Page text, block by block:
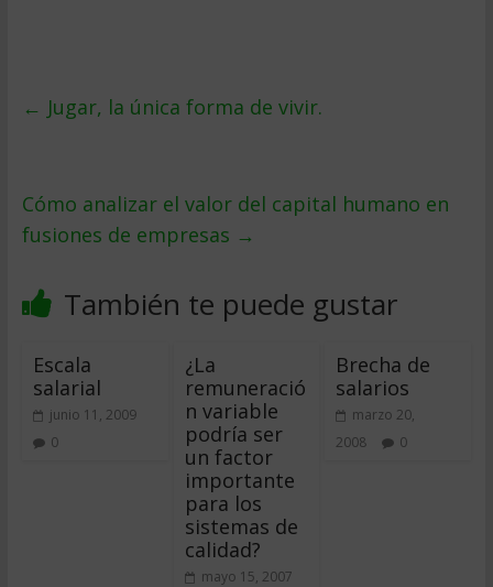
← Jugar, la única forma de vivir.
Cómo analizar el valor del capital humano en
fusiones de empresas →
También te puede gustar
Escala
salarial
junio 11, 2009
0
¿La
remuneració
n variable
podría ser
un factor
importante
para los
sistemas de
calidad?
mayo 15, 2007
Brecha de
salarios
marzo 20,
2008
0